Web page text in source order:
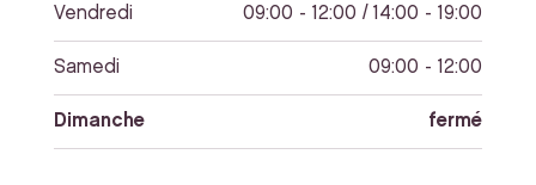
Vendredi 09:00 - 12:00 / 14:00 - 19:00
Samedi 09:00 - 12:00
Dimanche fermé